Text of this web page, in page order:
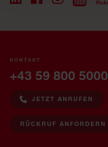
KONTAKT
+43 59 800 5000
JETZT ANRUFEN
RÜCKRUF ANFORDERN